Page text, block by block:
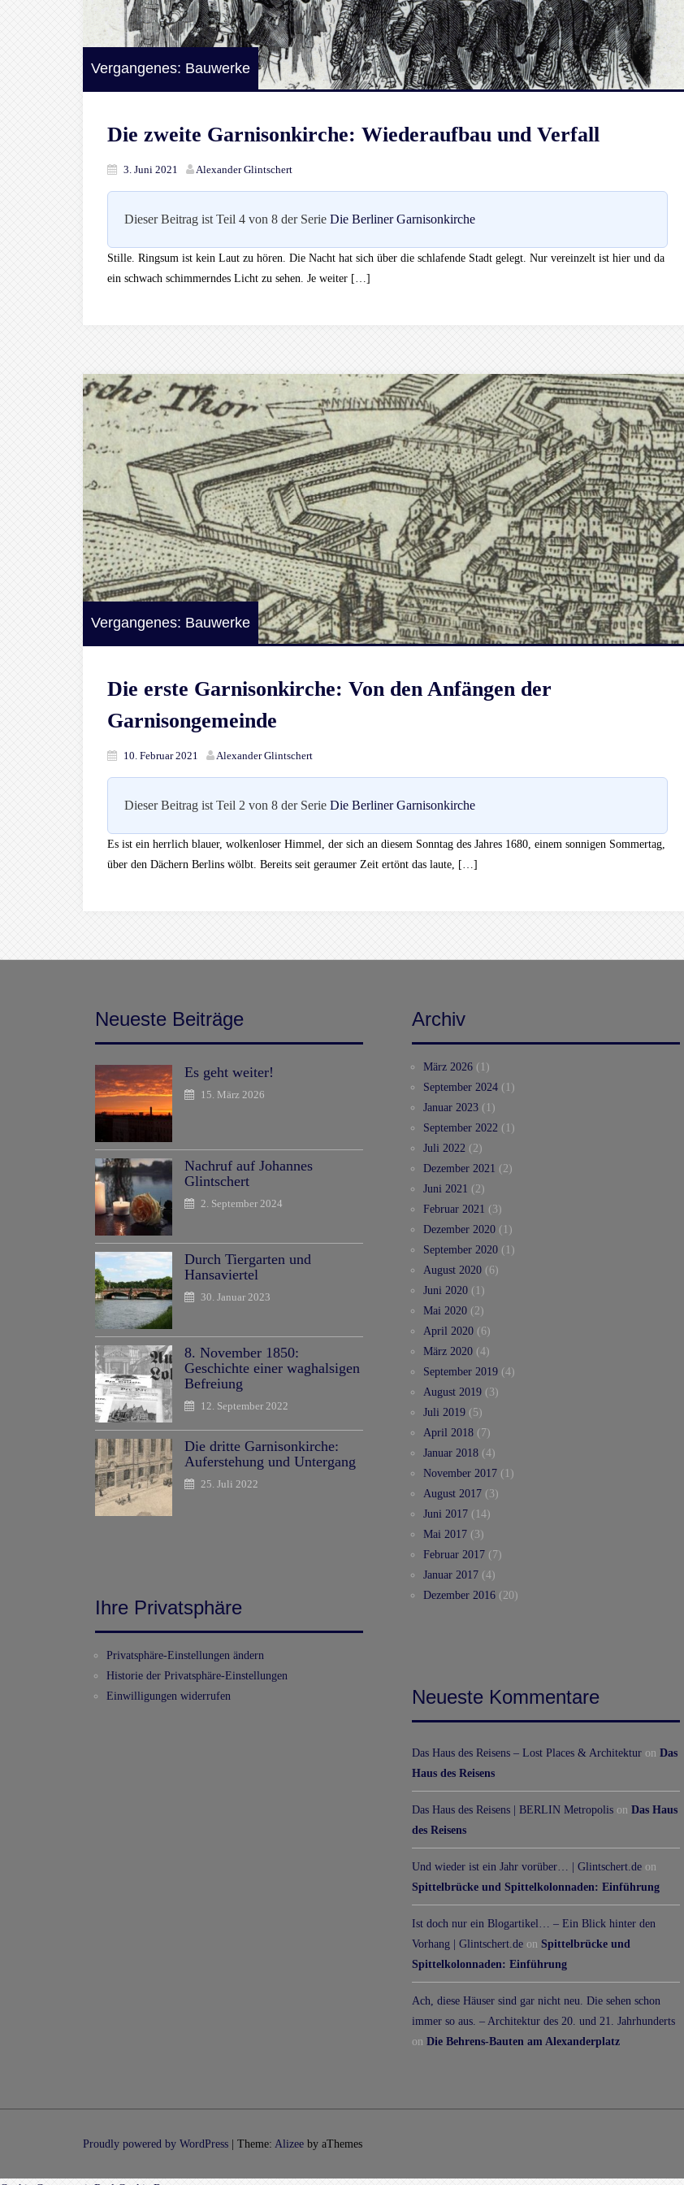
Vergangenes: Bauwerke
Die zweite Garnisonkirche: Wiederaufbau und Verfall
3. Juni 2021 Alexander Glintschert
Dieser Beitrag ist Teil 4 von 8 der Serie Die Berliner Garnisonkirche
Stille. Ringsum ist kein Laut zu hören. Die Nacht hat sich über die schlafende Stadt gelegt. Nur vereinzelt ist hier und da
ein schwach schimmerndes Licht zu sehen. Je weiter […]
Vergangenes: Bauwerke
Die erste Garnisonkirche: Von den Anfängen der
Garnisongemeinde
10. Februar 2021 Alexander Glintschert
Dieser Beitrag ist Teil 2 von 8 der Serie Die Berliner Garnisonkirche
Es ist ein herrlich blauer, wolkenloser Himmel, der sich an diesem Sonntag des Jahres 1680, einem sonnigen Sommertag,
über den Dächern Berlins wölbt. Bereits seit geraumer Zeit ertönt das laute, […]
Neueste Beiträge
Es geht weiter!
15. März 2026
Nachruf auf Johannes
Glintschert
2. September 2024
Durch Tiergarten und
Hansaviertel
30. Januar 2023
8. November 1850:
Geschichte einer waghalsigen
Befreiung
12. September 2022
Die dritte Garnisonkirche:
Auferstehung und Untergang
25. Juli 2022
Ihre Privatsphäre
Privatsphäre-Einstellungen ändern
Historie der Privatsphäre-Einstellungen
Einwilligungen widerrufen
Archiv
März 2026 (1)
September 2024 (1)
Januar 2023 (1)
September 2022 (1)
Juli 2022 (2)
Dezember 2021 (2)
Juni 2021 (2)
Februar 2021 (3)
Dezember 2020 (1)
September 2020 (1)
August 2020 (6)
Juni 2020 (1)
Mai 2020 (2)
April 2020 (6)
März 2020 (4)
September 2019 (4)
August 2019 (3)
Juli 2019 (5)
April 2018 (7)
Januar 2018 (4)
November 2017 (1)
August 2017 (3)
Juni 2017 (14)
Mai 2017 (3)
Februar 2017 (7)
Januar 2017 (4)
Dezember 2016 (20)
Neueste Kommentare
Das Haus des Reisens – Lost Places & Architektur on Das
Haus des Reisens
Das Haus des Reisens | BERLIN Metropolis on Das Haus
des Reisens
Und wieder ist ein Jahr vorüber… | Glintschert.de on
Spittelbrücke und Spittelkolonnaden: Einführung
Ist doch nur ein Blogartikel… – Ein Blick hinter den
Vorhang | Glintschert.de on Spittelbrücke und
Spittelkolonnaden: Einführung
Ach, diese Häuser sind gar nicht neu. Die sehen schon
immer so aus. – Architektur des 20. und 21. Jahrhunderts
on Die Behrens-Bauten am Alexanderplatz
Proudly powered by WordPress Theme: Alizee by aThemes